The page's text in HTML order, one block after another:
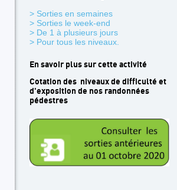
> Sorties en semaines
> Sorties le week-end
> De 1 à plusieurs jours
> Pour tous les niveaux.
En savoir plus sur cette activité
Cotation des niveaux de difficulté et
d'exposition de nos randonnées
pédestres